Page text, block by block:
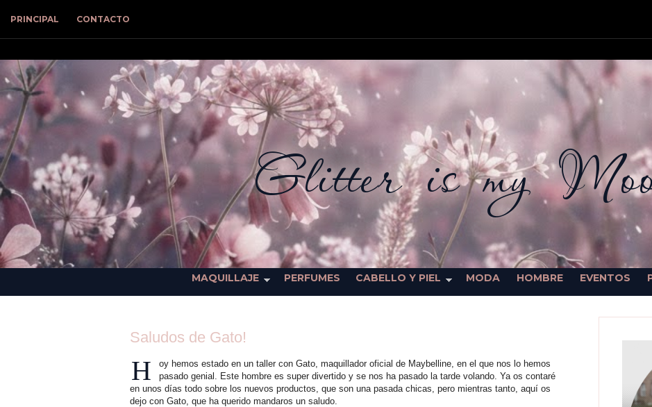
PRINCIPAL CONTACTO
Glitter is my
MAQUILLAJE PERFUMES CABELLO Y PIEL MODA HOMBRE EVENTOS
Saludos de Gato!
H
oy hemos estado en un taller con Gato, maquillador oficial de Maybelline, en el que nos lo hemos
pasado genial. Este hombre es super divertido y se nos ha pasado la tarde volando. Ya os contaré
en unos días todo sobre los nuevos productos, que son una pasada chicas, pero mientras tanto, aquí os
dejo con Gato, que ha querido mandaros un saludo.